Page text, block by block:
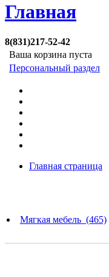
Главная
8(831)217-52-42
Ваша корзина пуста
Персональный раздел
Главная страница
Мягкая мебель (465)